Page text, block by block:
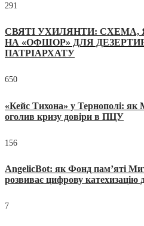
291
СВЯТІ УХИЛЯНТИ: СХЕМА,
НА «ОФШОР» ДЛЯ
ПАТРІАРХАТУ
650
«Кейс Тихона» у Тернополі: як
оголив кризу довіри в ПЦУ
156
AngelicBot: як Фонд пам’яті
розвиває цифрову катехизацію
7